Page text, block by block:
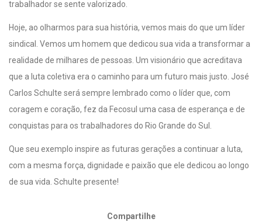
trabalhador se sente valorizado.
Hoje, ao olharmos para sua história, vemos mais do que um líder
sindical. Vemos um homem que dedicou sua vida a transformar a
realidade de milhares de pessoas. Um visionário que acreditava
que a luta coletiva era o caminho para um futuro mais justo. José
Carlos Schulte será sempre lembrado como o líder que, com
coragem e coração, fez da Fecosul uma casa de esperança e de
conquistas para os trabalhadores do Rio Grande do Sul.
Que seu exemplo inspire as futuras gerações a continuar a luta,
com a mesma força, dignidade e paixão que ele dedicou ao longo
de sua vida. Schulte presente!
Compartilhe